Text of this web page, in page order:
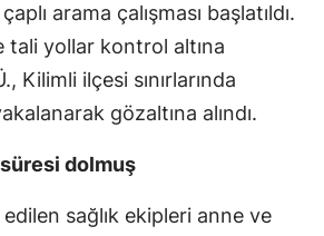
arama çalışması başlatıldı.
tali yollar kontrol altına
Kilimli ilçesi sınırlarında
gözaltına alındı.
süresi dolmuş
sağlık ekipleri anne ve